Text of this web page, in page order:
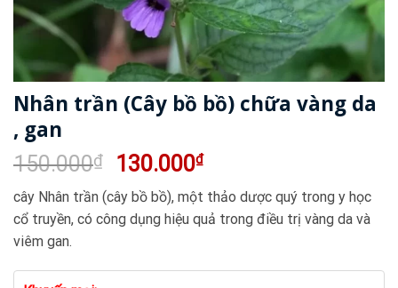
Nhân trần (Cây bồ bồ) chữa vàng da
, gan
150.000₫
Giá
là:
150.000₫.
130.000₫Giá
tại
là:
cây Nhân trần (cây bồ bồ), một thảo dược quý trong y học
cổ truyền, có công dụng hiệu quả trong điều trị vàng da và
viêm gan.